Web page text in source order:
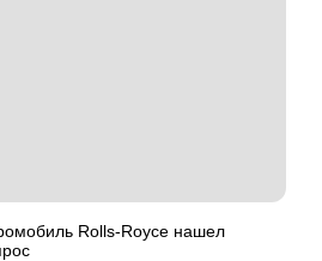
Rolls-Royce нашел